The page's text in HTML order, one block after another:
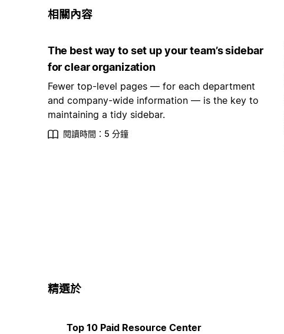
相關內容
The best way to set up your team’s sidebar
for clear organization
Fewer top-level pages — for each department
and company-wide information — is the key to
maintaining a tidy sidebar.
閱讀時間：5 分鐘
精選於
Top 10 Paid Resource Center